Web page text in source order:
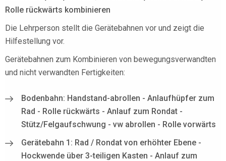
Rolle rückwärts kombinieren
Die Lehrperson stellt die Gerätebahnen vor und zeigt die
Hilfestellung vor.
Gerätebahnen zum Kombinieren von bewegungsverwandten
und nicht verwandten Fertigkeiten:
Bodenbahn: Handstand-abrollen - Anlaufhüpfer zum
Rad - Rolle rückwärts - Anlauf zum Rondat -
Stütz/Felgaufschwung - vw abrollen - Rolle vorwärts
Gerätebahn 1: Rad / Rondat von erhöhter Ebene -
Hockwende über 3-teiligen Kasten - Anlauf zum